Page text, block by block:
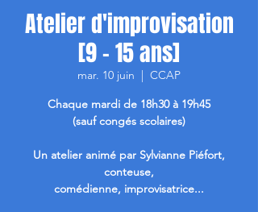
Atelier d'improvisation
[9 - 15 ans]
mar. 10 juin
  |
CCAP
Chaque mardi de 18h30 à 19h45
(sauf congés scolaires)
Un atelier animé par Sylvianne Piéfort,
conteuse,
comédienne, improvisatrice...